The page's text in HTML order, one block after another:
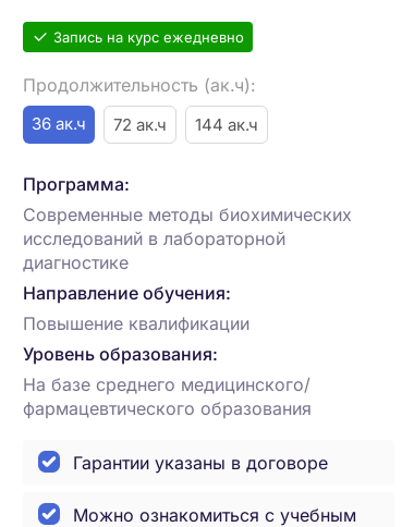
Запись на курс ежедневно
Продолжительность (ак.ч):
36 ак.ч 72 ак.ч 144 ак.ч
Программа:
Современные методы биохимических
исследований в лабораторной
диагностике
Направление обучения:
Повышение квалификации
Уровень образования:
На базе среднего медицинского/
фармацевтического образования
Гарантии указаны в договоре
Можно ознакомиться с учебным